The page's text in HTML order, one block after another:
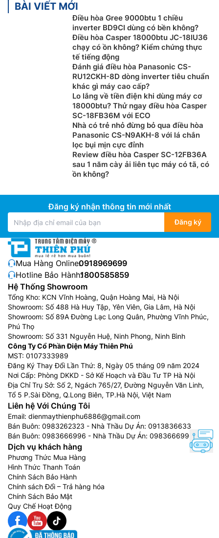
BÀI VIẾT MỚI
Điều hòa Gree 9000btu 1 chiều
inverter BD9CI dùng có bền không?
Điều hòa Casper 18000btu JC-18IU36
chạy có ồn không? Kiểm chứng thực
tế tiếng động
Đánh giá điều hòa Panasonic CS-
RU12CKH-8D dòng inverter tiêu chuẩn
khác gì máy cao cấp?
Lo lắng về tiền điện khi dùng máy cơ
18000btu? Thử ngay điều hòa Casper
SC-18FB36M với ECO
Nhà có trẻ nhỏ đừng bỏ qua điều hòa
Panasonic CS-N9AKH-8 với lá chắn
lọc bụi mịn cực đỉnh
Review điều hòa Casper SC-12FB36A
sau 1 năm cày ải liên tục máy có tã, có
ồn không?
Đăng ký nhận thông tin mới nhất
Đăng ký
Mua Hàng Online:0918969699
Hotline Bảo Hành:1800585859
Hệ Thống Showroom
Tổng Kho: KCN Vĩnh Hoàng, Quận Hoàng Mai, Hà Nội
Showroom: Số 488 Hà Huy Tập, Yên Viên, Gia Lâm, Hà Nội
Showroom: Số 89A Đường Lạc Long Quân, Phường Vĩnh Phúc,
Phú Thọ
Showroom: Số 331 Nguyễn Huệ, Ninh Phong, Ninh Bình
Công Ty Cổ Phần Điện Máy Thiên Phú
MST: 0107333989
Đăng Ký Thay Đổi Lần Thứ: 8, Ngày 05 tháng 09 năm 2024
Nơi Cấp: Phòng DKKD - Sở Kế Hoạch và Đầu Tư TP Hà Nội
Địa Chỉ Trụ Sở: Số 2, Ngách 765/27, Đường Nguyễn Văn Linh,
Tổ 5 P.Sài Đồng, Q.Long Biên, TP.Hà Nội, Việt Nam
Liên hệ Với Chúng Tôi
Email: dienmaythienphu6886@gmail.com
Bán Buôn: 0983262323 - Nhà Thầu Dự Án: 0913836633
Bán Buôn: 0983666996 - Nhà Thầu Dự Án: 0983666996
Dịch vụ khách hàng
Phương Thức Mua Hàng
Hình Thức Thanh Toán
Chính Sách Bảo Hành
Chính sách Đổi – Trả hàng hóa
Chính Sách Bảo Mật
Quy Chế Hoạt Động